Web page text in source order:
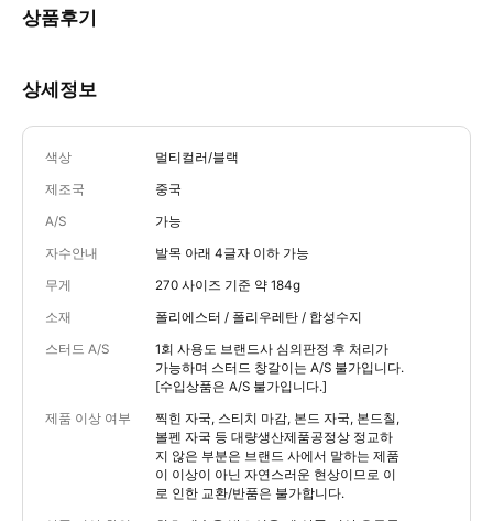
상품후기
상세정보
색상 멀티컬러/블랙
제조국 중국
A/S 가능
자수안내 발목 아래 4글자 이하 가능
무게 270 사이즈 기준 약 184g
소재 폴리에스터 / 폴리우레탄 / 합성수지
스터드 A/S
1회 사용도 브랜드사 심의판정 후 처리가
가능하며 스터드 창갈이는 A/S 불가입니다.
[수입상품은 A/S 불가입니다.]
제품 이상 여부
찍힌 자국, 스티치 마감, 본드 자국, 본드칠,
볼펜 자국 등 대량생산제품공정상 정교하
지 않은 부분은 브랜드 사에서 말하는 제품
이 이상이 아닌 자연스러운 현상이므로 이
로 인한 교환/반품은 불가합니다.